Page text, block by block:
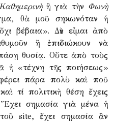
ἢ γιὰ τὴν Φωνὴ
θὰ μοῦ σηκωνόταν ἡ
βέβαια». Δὲν εἶμαι ἀπὸ
ἢ ἐπιδιώκουν νὰ
θυσίᾳ. Οὔτε ἀπὸ τοὺς
ἡ «τέχνη τῆς ποιήσεως»
πάρα πολὺ καὶ ποῦ
τί πολιτικὴ θέση ἔχεις
Ἔχει σημασία γιὰ μένα ἡ
site, ἔχει σημασία ἂν